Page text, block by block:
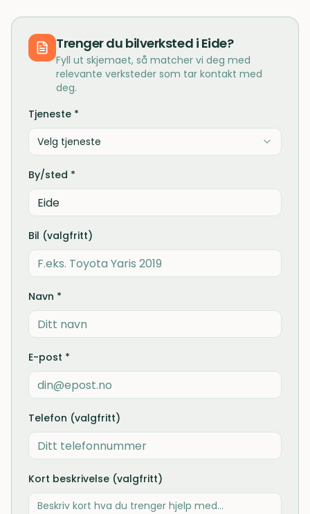
Trenger du bilverksted i Eide?
Fyll ut skjemaet, så matcher vi deg med
relevante verksteder som tar kontakt med
deg.
Tjeneste *
Velg tjeneste
By/sted *
Bil (valgfritt)
Navn *
E-post *
Telefon (valgfritt)
Kort beskrivelse (valgfritt)